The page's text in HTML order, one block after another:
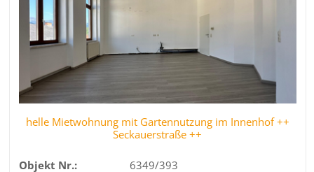
helle Mietwohnung mit Gartennutzung im Innenhof ++
Seckauerstraße ++
Objekt Nr.:
6349/393